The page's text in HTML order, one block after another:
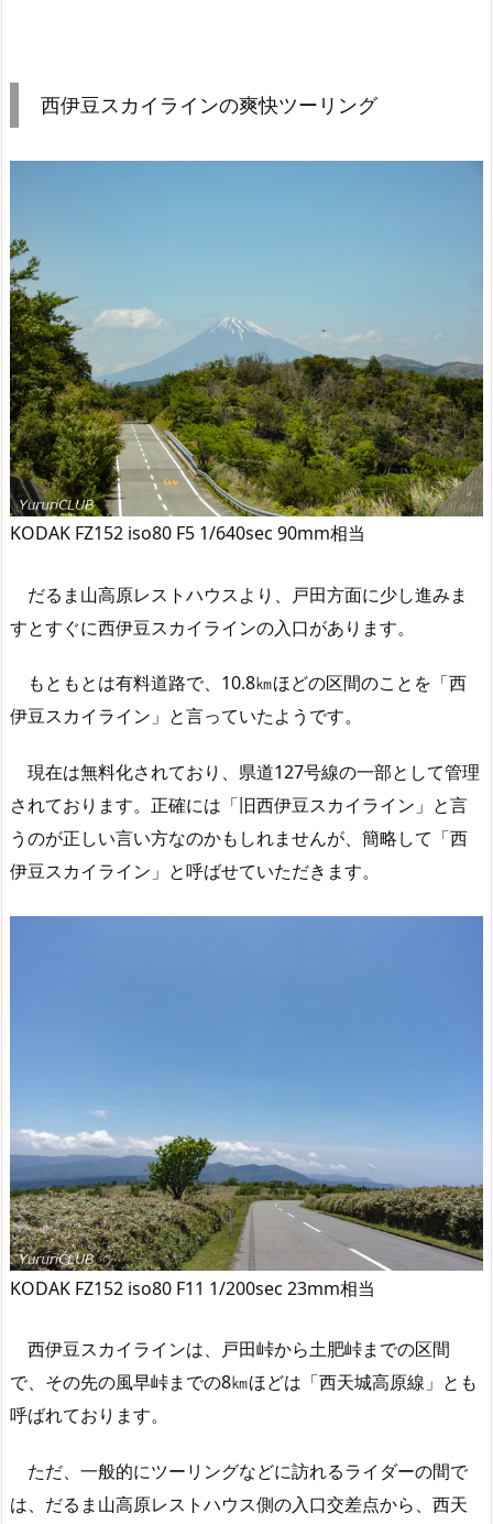
西伊豆スカイラインの爽快ツーリング
KODAK FZ152 iso80 F5 1/640sec 90mm相当
だるま山高原レストハウスより、戸田方面に少し進みま
すとすぐに西伊豆スカイラインの入口があります。
もともとは有料道路で、10.8㎞ほどの区間のことを「西
伊豆スカイライン」と言っていたようです。
現在は無料化されており、県道127号線の一部として管理
されております。正確には「旧西伊豆スカイライン」と言
うのが正しい言い方なのかもしれませんが、簡略して「西
伊豆スカイライン」と呼ばせていただきます。
KODAK FZ152 iso80 F11 1/200sec 23mm相当
西伊豆スカイラインは、戸田峠から土肥峠までの区間
で、その先の風早峠までの8㎞ほどは「西天城高原線」とも
呼ばれております。
ただ、一般的にツーリングなどに訪れるライダーの間で
は、だるま山高原レストハウス側の入口交差点から、西天